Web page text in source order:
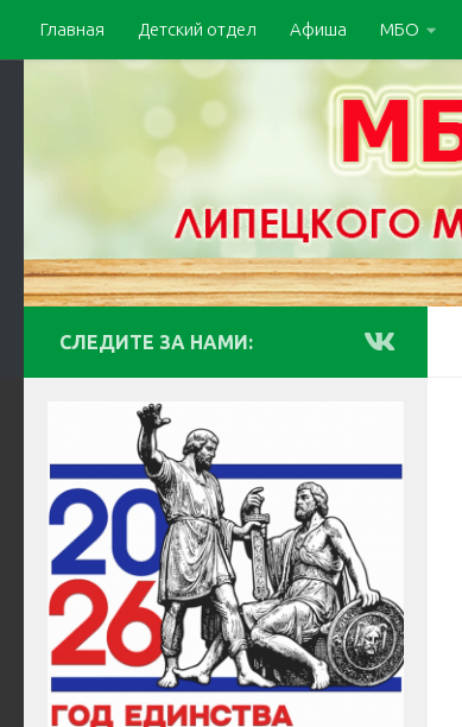
Главная Детский отдел Афиша МБО
СЛЕДИТЕ ЗА НАМИ: